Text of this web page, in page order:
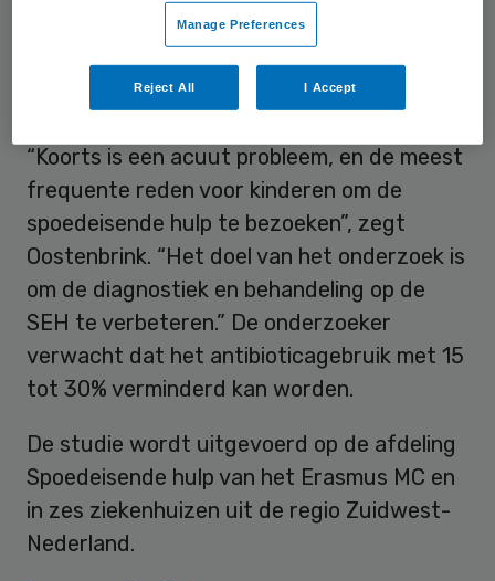
veroorzaakt door virussen, en die zijn niet
gevoelig voor antibiotica, terwijl ze wel vaak
worden voorgeschreven.”
“Koorts is een acuut probleem, en de meest
frequente reden voor kinderen om de
spoedeisende hulp te bezoeken”, zegt
Oostenbrink. “Het doel van het onderzoek is
om de diagnostiek en behandeling op de
SEH te verbeteren.” De onderzoeker
verwacht dat het antibioticagebruik met 15
tot 30% verminderd kan worden.
De studie wordt uitgevoerd op de afdeling
Spoedeisende hulp van het Erasmus MC en
in zes ziekenhuizen uit de regio Zuidwest-
Nederland.
Manage Preferences
Reject All I Accept